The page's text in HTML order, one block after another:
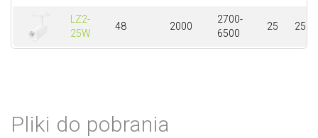
LZ2-
25W
48 2000
2700-
6500
25 25
Pliki do pobrania